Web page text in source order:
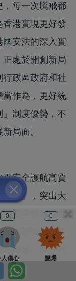
，每一次騰飛都
香港實現更好發
國安法的深入實
正處於開創新局
行政區政府和社
當作為，更好統
」制度優勢，不
局面。
平安全護航高質
總體」，突出大
安全領域。香
和內部安全，更
傳播、海外利
障新發展格
0
人傷心
0
嬲爆